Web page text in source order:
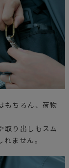
もちろん、荷物
取り出しもスム
ません。